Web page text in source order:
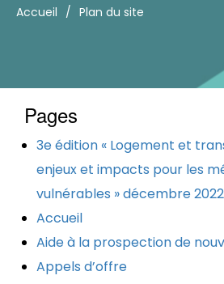
Accueil / Plan du site
Pages
3e édition « Logement et
enjeux et impacts pour les
vulnérables » décembre 2022
Accueil
Aide à la prospection de
Appels d’offre